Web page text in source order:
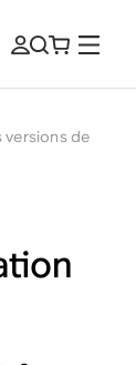
de